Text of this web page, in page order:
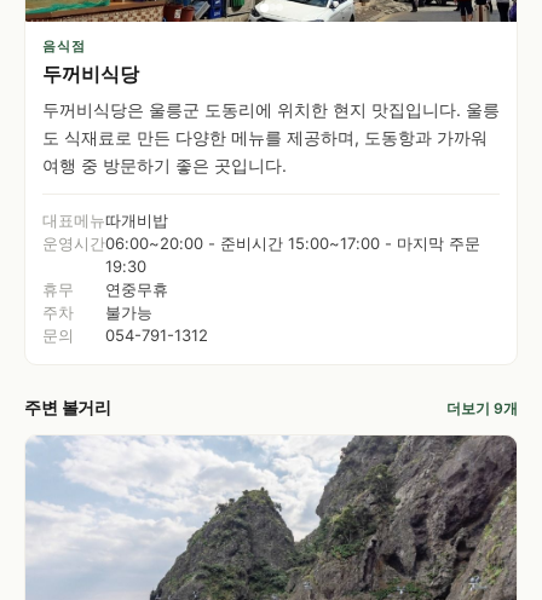
음식점
두꺼비식당
두꺼비식당은 울릉군 도동리에 위치한 현지 맛집입니다. 울릉
도 식재료로 만든 다양한 메뉴를 제공하며, 도동항과 가까워
여행 중 방문하기 좋은 곳입니다.
대표메뉴따개비밥
운영시간06:00~20:00 - 준비시간 15:00~17:00 - 마지막 주문
19:30
휴무
연중무휴
주차
불가능
문의
054-791-1312
주변 볼거리 더보기 9개